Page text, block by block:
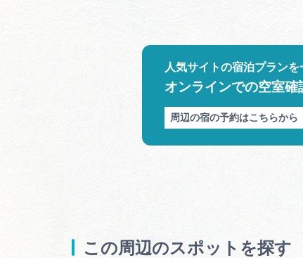
人気サイトの宿泊プランを
オンラインでの空室確
周辺の宿の予約はこちらから
この周辺のスポットを探す